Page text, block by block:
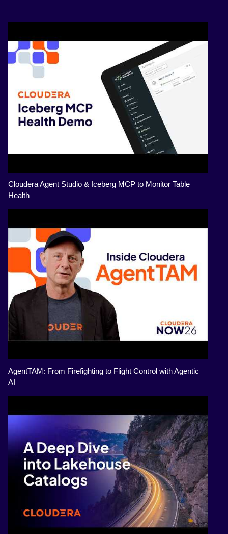
Cloudera Agent Studio & Iceberg MCP to Monitor Table
Health
AgentTAM: From Firefighting to Flight Control with Agentic
AI